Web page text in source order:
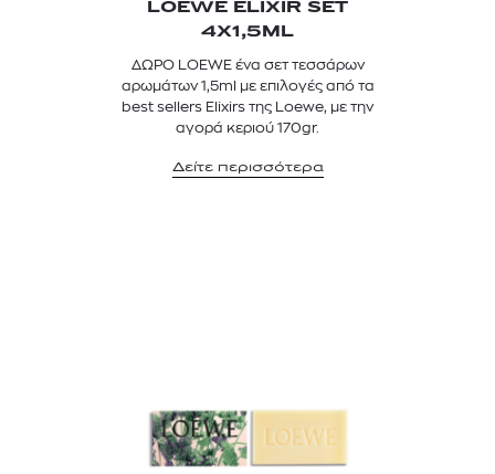
LOEWE ELIXIR SET
4X1,5ML
ΔΩΡΟ LOEWE ένα σετ τεσσάρων
αρωμάτων 1,5ml με επιλογές από τα
best sellers Elixirs της Loewe, με την
αγορά κεριού 170gr.
Δείτε περισσότερα